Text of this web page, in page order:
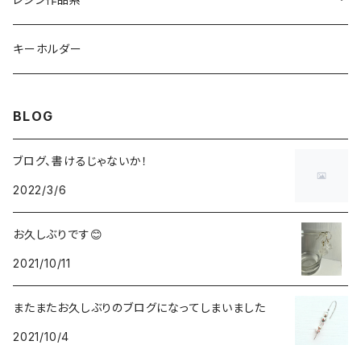
レジンリング
デカマルチョーカー
氷ネックレス
キーホルダー
BLOG
ブログ、書けるじゃないか！
2022/3/6
お久しぶりです😊
2021/10/11
またまたお久しぶりのブログになってしまいました
2021/10/4